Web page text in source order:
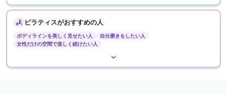
ピラティスがおすすめの人
ボディラインを美しく見せたい人
自分磨きをしたい人
女性だけの空間で楽しく続けたい人